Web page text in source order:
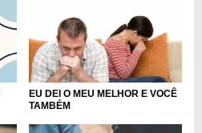
EU DEI O MEU MELHOR E VOCÊ
TAMBÉM